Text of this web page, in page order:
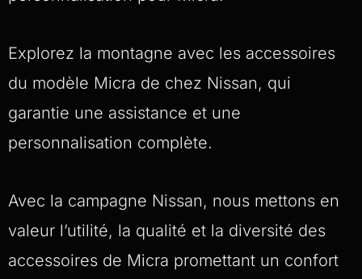
Explorez la montagne avec les accessoires
du modèle Micra de chez Nissan, qui
garantie une assistance et une
personnalisation complète.
Avec la campagne Nissan, nous mettons en
valeur l’utilité, la qualité et la diversité des
accessoires de Micra promettant un confort